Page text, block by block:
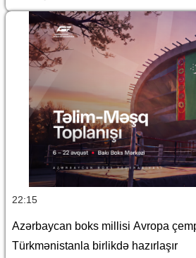
22:15
Azərbaycan boks millisi Avropa
Türkmənistanla birlikdə hazırlaşır